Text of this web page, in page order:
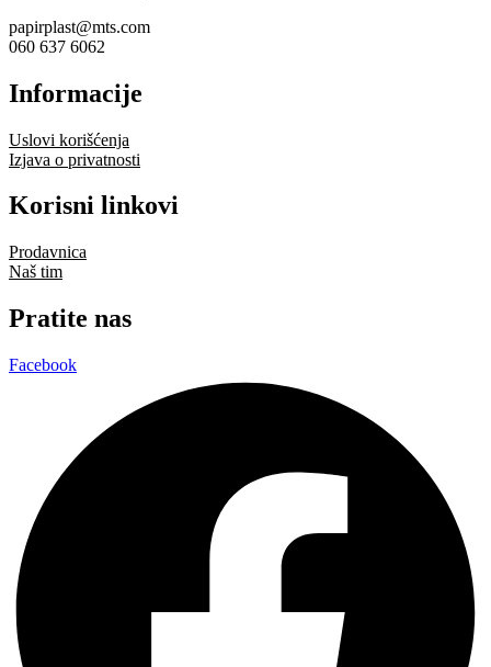
papirplast@mts.com
060 637 6062
Informacije
Uslovi korišćenja
Izjava o privatnosti
Korisni linkovi
Prodavnica
Naš tim
Pratite nas
Facebook